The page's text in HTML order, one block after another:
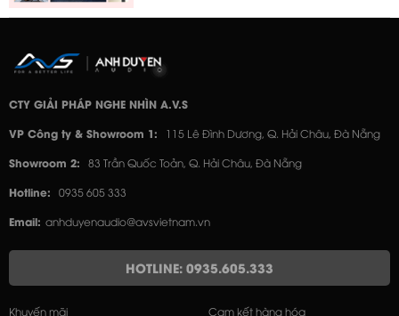
CTY GIẢI PHÁP NGHE NHÌN A.V.S
VP Công ty & Showroom 1: 115 Lê Đình Dương, Q. Hải Châu, Đà Nẵng
Showroom 2: 83 Trần Quốc Toản, Q. Hải Châu, Đà Nẵng
Hotline: 0935 605 333
Email: anhduyenaudio@avsvietnam.vn
HOTLINE: 0935.605.333
Khuyến mãi Cam kết hàng hóa